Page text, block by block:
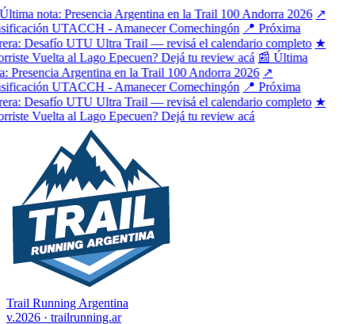
nota: Presencia Argentina en la Trail 100 Andorra 2026 ↗
UTACCH - Amanecer Comechingón 📍 Próxima
Desafío UTU Ultra Trail — revisá el calendario completo ★
Vuelta al Lago Epecuen? Dejá tu review acá 📰 Última
Argentina en la Trail 100 Andorra 2026 ↗
UTACCH - Amanecer Comechingón 📍 Próxima
Desafío UTU Ultra Trail — revisá el calendario completo ★
Vuelta al Lago Epecuen? Dejá tu review acá
Trail Running Argentina
v.2026 · trailrunning.ar